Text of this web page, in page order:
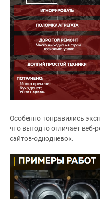
Особенно понравились
что выгодно отличает
сайтов-однодневок.